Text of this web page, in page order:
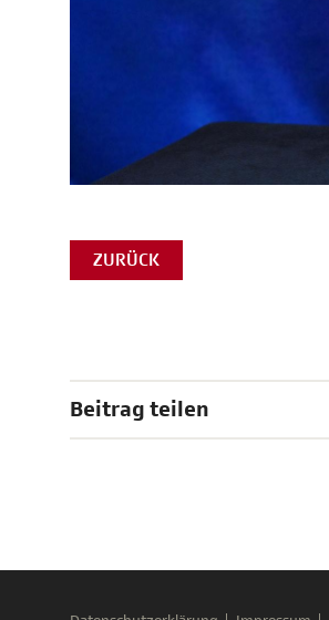
ZURÜCK
Beitrag teilen